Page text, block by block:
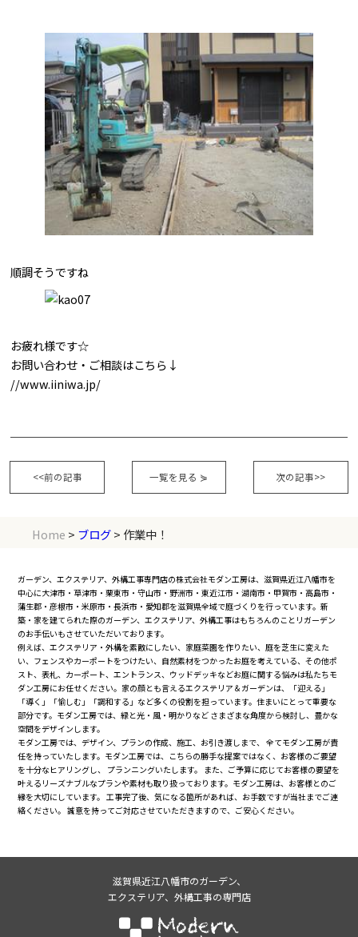
順調そうですね
お疲れ様です☆
お問い合わせ・ご相談はこちら↓
//www.iiniwa.jp/
<<前の記事 次の記事>>
一覧を見る ⋟
Home > ブログ> 作業中！
ガーデン、エクステリア、外構工事専門店の株式会社モダン工房は、滋賀県近江八幡市を
中心に大津市・草津市・栗東市・守山市・野洲市・東近江市・湖南市・甲賀市・高島市・
蒲生郡・彦根市・米原市・長浜市・愛知郡を滋賀県全域で庭づくりを行っています。新
築・家を建てられた際のガーデン、エクステリア、外構工事はもちろんのことリガーデン
のお手伝いもさせていただいております。
例えば、エクステリア・外構を素敵にしたい、家庭菜園を作りたい、庭を芝生に変えた
い、フェンスやカーポートをつけたい、自然素材をつかったお庭を考えている、その他ポ
スト、表札、カーポート、エントランス、ウッドデッキなどお庭に関する悩みは私たちモ
ダン工房にお任せください。家の顔とも言えるエクステリア＆ガーデンは、「迎える」
「導く」「愉しむ」「調和する」など多くの役割を担っています。住まいにとって重要な
部分です。モダン工房では、緑と光・風・明かりなど さまざまな角度から検討し、豊かな
空間をデザインします。
モダン工房では、デザイン、プランの作成、施工、お引き渡しまで、 全てモダン工房が責
任を持っていたします。モダン工房では、こちらの勝手な提案ではなく、お客様のご要望
を十分なヒアリングし、 プランニングいたします。 また、ご予算に応じてお客様の要望を
叶えるリーズナブルなプランや素材も取り扱っております。モダン工房は、お客様とのご
縁を大切にしています。 工事完了後、気になる箇所があれば、お手数ですが当社までご連
絡ください。 誠意を持ってご対応させていただきますので、ご安心ください。
滋賀県近江八幡市のガーデン、
エクステリア、外構工事の専門店